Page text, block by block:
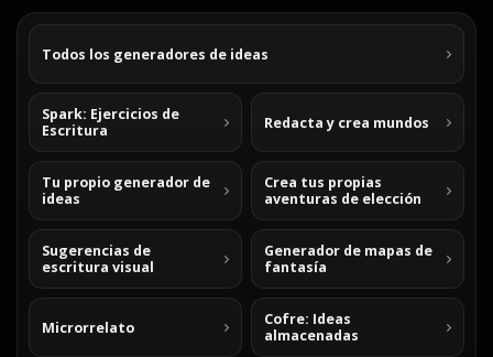
Todos los generadores de ideas
Spark: Ejercicios de
Escritura
Redacta y crea mundos
Tu propio generador de
ideas
Crea tus propias
aventuras de elección
Sugerencias de
escritura visual
Generador de mapas de
fantasía
Microrrelato
Cofre: Ideas
almacenadas